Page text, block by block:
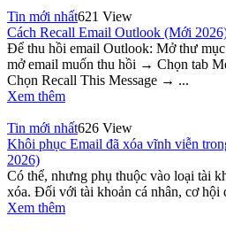
Tin mới nhất621 View
Cách Recall Email Outlook (Mới
Để thu hồi email Outlook: Mở thư
mở email muốn thu hồi → Chọn tab
Chọn Recall This Message → ...
Xem thêm
Tin mới nhất626 View
Khôi phục Email đã xóa vĩnh viễn
2026)
Có thể, nhưng phụ thuộc vào loại tài
xóa. Đối với tài khoản cá nhân, cơ hội
Xem thêm